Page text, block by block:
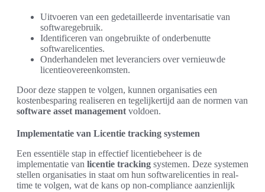
Uitvoeren van een gedetailleerde inventarisatie van
softwaregebruik.
Identificeren van ongebruikte of onderbenutte
softwarelicenties.
Onderhandelen met leveranciers over vernieuwde
licentieovereenkomsten.
Door deze stappen te volgen, kunnen organisaties een
kostenbesparing realiseren en tegelijkertijd aan de normen van
software asset management voldoen.
Implementatie van Licentie tracking systemen
Een essentiële stap in effectief licentiebeheer is de
implementatie van licentie tracking systemen. Deze systemen
stellen organisaties in staat om hun softwarelicenties in real-
time te volgen, wat de kans op non-compliance aanzienlijk